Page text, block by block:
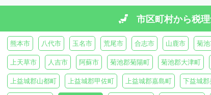
市区町村から税
熊本市 八代市 玉名市 荒尾市 合志市 山鹿市 菊
上天草市 人吉市 阿蘇市 菊池郡菊陽町 菊池郡大津町
上益城郡山都町 上益城郡甲佐町 上益城郡嘉島町 下益城郡